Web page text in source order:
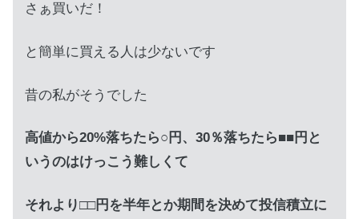
さぁ買いだ！
と簡単に買える人は少ないです
昔の私がそうでした
高値から20%落ちたら○円、30％落ちたら■■円と
いうのはけっこう難しくて
それより□□円を半年とか期間を決めて投信積立に